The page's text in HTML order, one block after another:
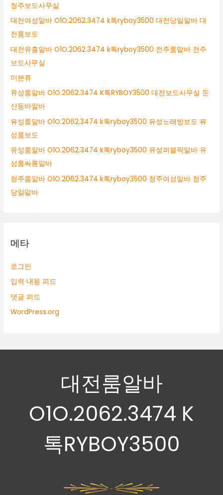
청주보도사무실
대전여성알바 O1O.2062.3474 k톡ryboy3500 대전당일알바 대
전룸보도
대전유흥알바 O1O.2062.3474 k톡ryboy3500 전주룸알바 전주
보도사무실
미분류
유성룸알바 O1O.2062.3474 K톡RYBOY3500 대전보도사무실 둔
산동바알바
유성룸알바 O1O.2062.3474 k톡ryboy3500 유성노래방보도 유
성룸보도
유성룸알바 O1O.2062.3474 k톡ryboy3500 유성퍼블릭알바 유
성룸싸롱알바
청주룸알바 O1O.2062.3474 k톡ryboy3500 청주여성알바 청주
당일알바
메타
로그인
입력 내용 피드
댓글 피드
WordPress.org
대전룸알바
O1O.2062.3474 K
톡RYBOY3500